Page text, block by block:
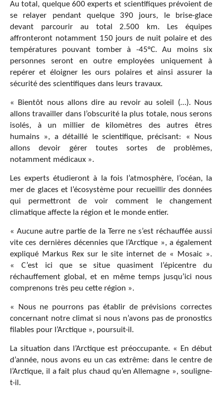
Au total, quelque 600 experts et scientifiques prévoient de
se relayer pendant quelque 390 jours, le brise-glace
devant parcourir au total 2.500 km. Les équipes
affronteront notamment 150 jours de nuit polaire et des
températures pouvant tomber à -45°C. Au moins six
personnes seront en outre employées uniquement à
repérer et éloigner les ours polaires et ainsi assurer la
sécurité des scientifiques dans leurs travaux.
« Bientôt nous allons dire au revoir au soleil (…). Nous
allons travailler dans l’obscurité la plus totale, nous serons
isolés, à un millier de kilomètres des autres êtres
humains », a détaillé le scientifique, précisant: « Nous
allons devoir gérer toutes sortes de problèmes,
notamment médicaux ».
Les experts étudieront à la fois l’atmosphère, l’océan, la
mer de glaces et l’écosystème pour recueillir des données
qui permettront de voir comment le changement
climatique affecte la région et le monde entier.
« Aucune autre partie de la Terre ne s’est réchauffée aussi
vite ces dernières décennies que l’Arctique », a également
expliqué Markus Rex sur le site internet de « Mosaic ».
« C’est ici que se situe quasiment l’épicentre du
réchauffement global, et en même temps jusqu’ici nous
comprenons très peu cette région ».
« Nous ne pourrons pas établir de prévisions correctes
concernant notre climat si nous n’avons pas de pronostics
filables pour l’Arctique », poursuit-il.
La situation dans l’Arctique est préoccupante. « En début
d’année, nous avons eu un cas extrême: dans le centre de
l’Arctique, il a fait plus chaud qu’en Allemagne », souligne-
t-il.